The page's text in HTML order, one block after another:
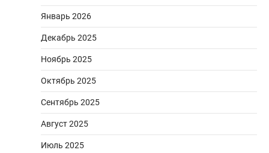
Январь 2026
Декабрь 2025
Ноябрь 2025
Октябрь 2025
Сентябрь 2025
Август 2025
Июль 2025